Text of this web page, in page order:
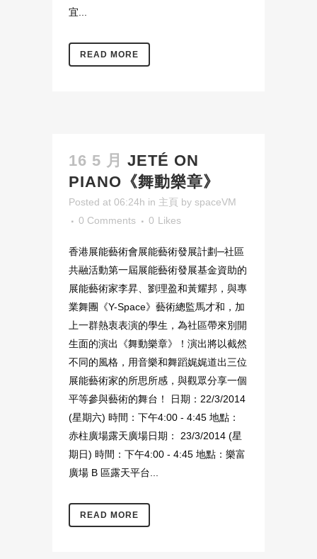
宜...
READ MORE
16 5 月 JETÉ ON
PIANO《舞動樂章》
Posted at 06:24h in 主頁 by spaceVM
0 Comments
0 Likes
香港展能藝術會展能藝術發展計劃─社區
共融活動第一屆展能藝術發展基金資助的
展能藝術家李昇、劉理盈和黃耀邦，與專
業舞團《Y-Space》藝術總監馬才和，加
上一群熱衷表演的學生，為社區帶來別開
生面的演出《舞動樂章》！演出將以截然
不同的風格，用音樂和舞蹈娓娓道出三位
展能藝術家的所思所感，與觀眾分享一個
平等參與藝術的舞台！ 日期：22/3/2014
(星期六) 時間：下午4:00 - 4:45 地點：
赤柱廣場露天廣場日期： 23/3/2014 (星
期日) 時間：下午4:00 - 4:45 地點：樂富
廣場 B 區露天平台...
READ MORE